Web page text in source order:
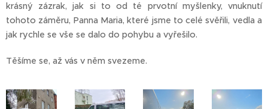
krásný zázrak, jak si to od té prvotní myšlenky, vnuknutí
tohoto záměru, Panna Maria, které jsme to celé svěřili, vedla a
jak rychle se vše se dalo do pohybu a vyřešilo.
Těšíme se, až vás v něm svezeme.